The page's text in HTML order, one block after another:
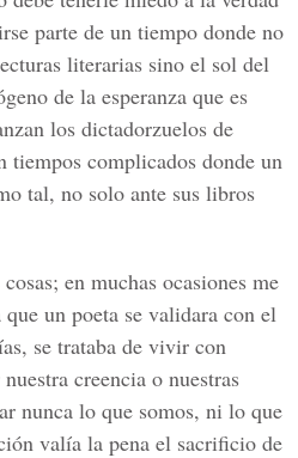
parte de un tiempo donde no
literarias sino el sol del
de la esperanza que es
los dictadorzuelos de
tiempos complicados donde un
tal, no solo ante sus libros
en muchas ocasiones me
un poeta se validara con el
se trataba de vivir con
creencia o nuestras
nunca lo que somos, ni lo que
valía la pena el sacrificio de